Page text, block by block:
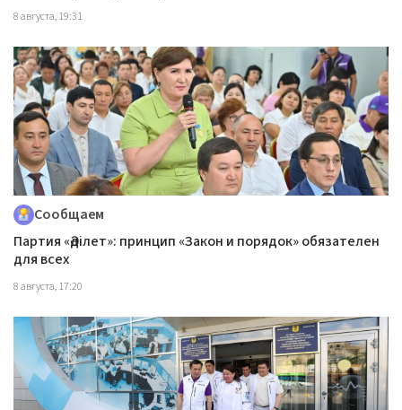
8 августа, 19:31
Сообщаем
Партия «Әділет»: принцип «Закон и порядок» обязателен
для всех
8 августа, 17:20